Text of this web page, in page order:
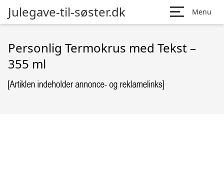
Julegave-til-søster.dk Menu
Personlig Termokrus med Tekst –
355 ml